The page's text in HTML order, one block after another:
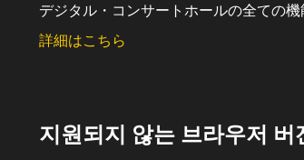
デジタル・コンサートホールの全ての
詳細はこちら
지원되지 않는 브라우저 버